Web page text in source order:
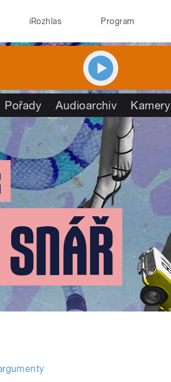
iRozhlas Program
Pořady Audioarchiv Kamery